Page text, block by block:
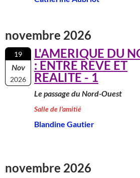
novembre 2026
19
Nov
2026
L'AMERIQUE DU
: ENTRE REVE ET
REALITE - 1
Le passage du Nord-Ouest
Salle de l'amitié
Blandine Gautier
novembre 2026